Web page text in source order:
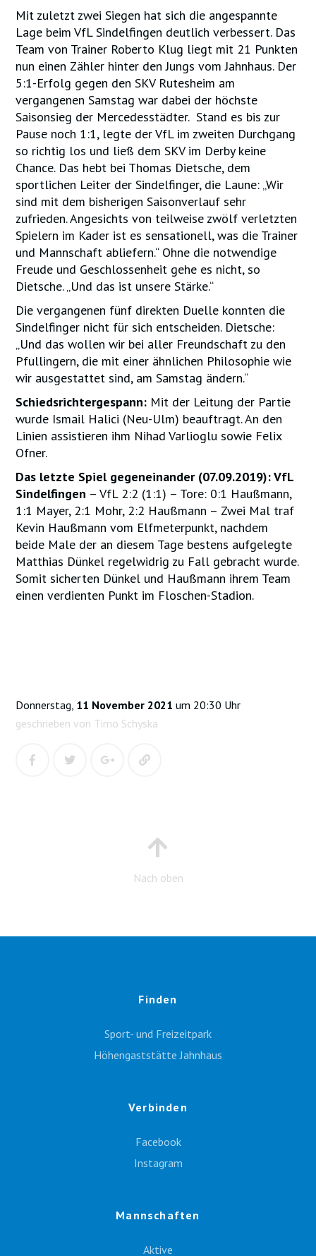
Mit zuletzt zwei Siegen hat sich die angespannte
Lage beim VfL Sindelfingen deutlich verbessert. Das
Team von Trainer Roberto Klug liegt mit 21 Punkten
nun einen Zähler hinter den Jungs vom Jahnhaus. Der
5:1-Erfolg gegen den SKV Rutesheim am
vergangenen Samstag war dabei der höchste
Saisonsieg der Mercedesstädter. Stand es bis zur
Pause noch 1:1, legte der VfL im zweiten Durchgang
so richtig los und ließ dem SKV im Derby keine
Chance. Das hebt bei Thomas Dietsche, dem
sportlichen Leiter der Sindelfinger, die Laune: „Wir
sind mit dem bisherigen Saisonverlauf sehr
zufrieden. Angesichts von teilweise zwölf verletzten
Spielern im Kader ist es sensationell, was die Trainer
und Mannschaft abliefern.“ Ohne die notwendige
Freude und Geschlossenheit gehe es nicht, so
Dietsche. „Und das ist unsere Stärke.“
Die vergangenen fünf direkten Duelle konnten die
Sindelfinger nicht für sich entscheiden. Dietsche:
„Und das wollen wir bei aller Freundschaft zu den
Pfullingern, die mit einer ähnlichen Philosophie wie
wir ausgestattet sind, am Samstag ändern.“
Schiedsrichtergespann: Mit der Leitung der Partie
wurde Ismail Halici (Neu-Ulm) beauftragt. An den
Linien assistieren ihm Nihad Varlioglu sowie Felix
Ofner.
Das letzte Spiel gegeneinander (07.09.2019): VfL
Sindelfingen – VfL 2:2 (1:1) – Tore: 0:1 Haußmann,
1:1 Mayer, 2:1 Mohr, 2:2 Haußmann – Zwei Mal traf
Kevin Haußmann vom Elfmeterpunkt, nachdem
beide Male der an diesem Tage bestens aufgelegte
Matthias Dünkel regelwidrig zu Fall gebracht wurde.
Somit sicherten Dünkel und Haußmann ihrem Team
einen verdienten Punkt im Floschen-Stadion.
Donnerstag, 11 November 2021 um 20:30 Uhr
geschrieben von Timo Schyska
Nach oben
Finden
Sport- und Freizeitpark
Höhengaststätte Jahnhaus
Verbinden
Facebook
Instagram
Mannschaften
Aktive